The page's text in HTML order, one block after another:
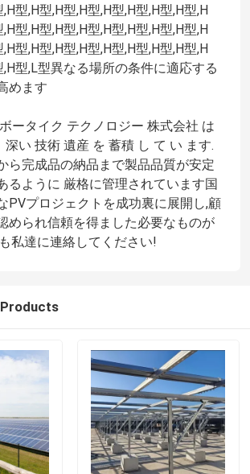
さい
さい
の土台システム
取り付けレール
の中間クランプ
型,H型,H型,H型,H型,H型,H型,H型,H
型,H型,H型,H型,H型,H型,H型,H型,H
型,H型,H型,H型,H型,H型,H型,H型,H
,H型,L型異なる場所の条件に適応する
めます
ータイク テクノロジー 株式会社 は
深い 技術 遺産 を 蓄積 し て い ます.
ら完成品の納品まで製品品質が安定
るように 厳格に管理されています国
PVプロジェクトを成功裏に展開し,顧
められ信頼を得ました必要なものが
私達に連絡してください!